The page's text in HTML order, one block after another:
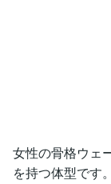
女性の骨格ウェ
を持つ体型です。